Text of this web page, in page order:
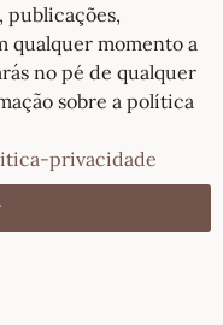
publicações,
qualquer momento a
no pé de qualquer
sobre a política
privacidade